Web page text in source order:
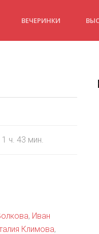
ВЕЧЕРИНКИ
1 ч. 43 мин.
, Иван
Климова,